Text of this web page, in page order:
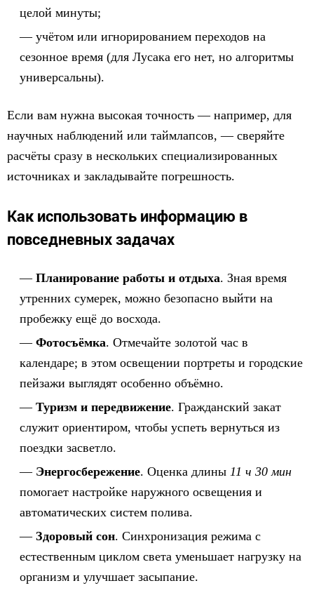
целой минуты;
учётом или игнорированием переходов на
сезонное время (для Лусака его нет, но алгоритмы
универсальны).
Если вам нужна высокая точность — например, для
научных наблюдений или таймлапсов, — сверяйте
расчёты сразу в нескольких специализированных
источниках и закладывайте погрешность.
Как использовать информацию в
повседневных задачах
Планирование работы и отдыха. Зная время
утренних сумерек, можно безопасно выйти на
пробежку ещё до восхода.
Фотосъёмка. Отмечайте золотой час в
календаре; в этом освещении портреты и городские
пейзажи выглядят особенно объёмно.
Туризм и передвижение. Гражданский закат
служит ориентиром, чтобы успеть вернуться из
поездки засветло.
Энергосбережение. Оценка длины 11 ч 30 мин
помогает настройке наружного освещения и
автоматических систем полива.
Здоровый сон. Синхронизация режима с
естественным циклом света уменьшает нагрузку на
организм и улучшает засыпание.